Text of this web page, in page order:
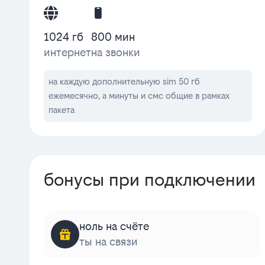
1024 гб
интернет
800 мин
на звонки
на каждую дополнительную sim 50 гб
ежемесячно, а минуты и смс общие в рамках
пакета
бонусы при подключении
ноль на счёте
ты на связи